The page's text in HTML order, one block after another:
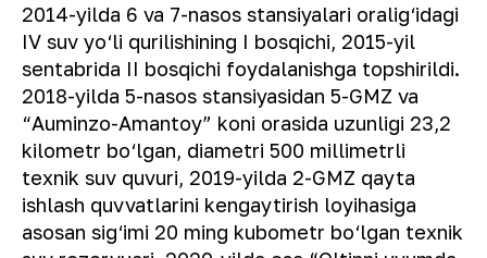
2014-yilda 6 va 7-nasos stansiyalari oralig‘idagi
IV suv yo‘li qurilishining I bosqichi, 2015-yil
sentabrida II bosqichi foydalanishga topshirildi.
2018-yilda 5-nasos stansiyasidan 5-GMZ va
“Auminzo-Amantoy” koni orasida uzunligi 23,2
kilometr bo‘lgan, diametri 500 millimetrli
texnik suv quvuri, 2019-yilda 2-GMZ qayta
ishlash quvvatlarini kengaytirish loyihasiga
asosan sig‘imi 20 ming kubometr bo‘lgan texnik